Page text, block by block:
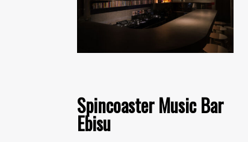
Spincoaster Music Bar
Ebisu